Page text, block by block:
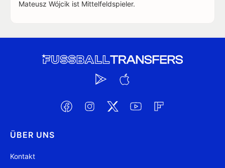
Mateusz Wójcik ist Mittelfeldspieler.
ÜBER UNS
Kontakt